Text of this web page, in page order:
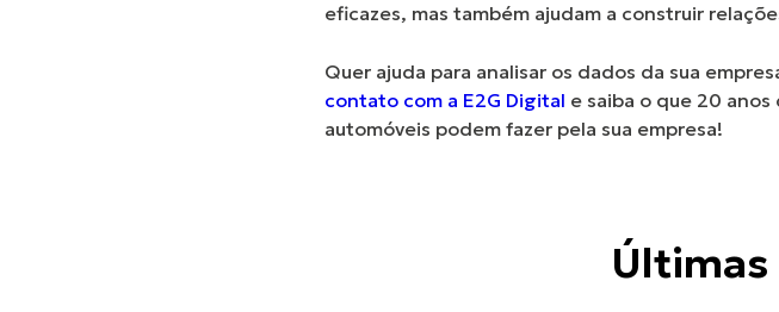
eficazes, mas também ajudam a construir
Quer ajuda para analisar os dados da sua
contato com a E2G Digital e saiba o que 20 anos
automóveis podem fazer pela sua empresa!
Últimas